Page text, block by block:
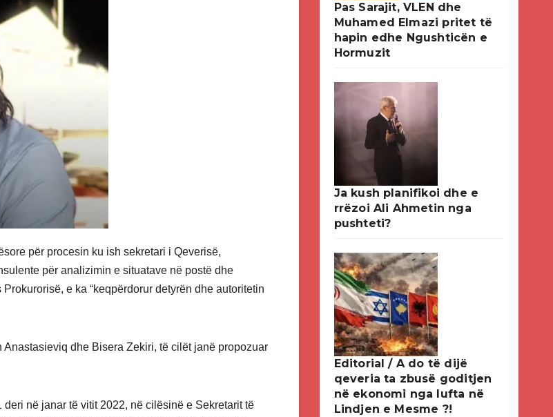
për procesin ku ish sekretari i Qeverisë,
për analizimin e situatave në postë dhe
e ka “keqpërdorur detyrën dhe autoritetin
dhe Bisera Zekiri, të cilët janë propozuar
në janar të vitit 2022, në cilësinë e Sekretarit të
Pas Sarajit, VLEN dhe
Muhamed Elmazi pritet të
hapin edhe Ngushticën e
Hormuzit
Ja kush planifikoi dhe e
rrëzoi Ali Ahmetin nga
pushteti?
Editorial / A do të dijë
qeveria ta zbusë goditjen
në ekonomi nga lufta në
Lindjen e Mesme ?!